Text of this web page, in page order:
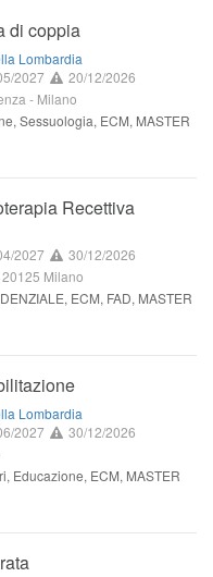
di coppia
Lombardia
2027
20/12/2026
- Milano
Sessuologia, ECM, MASTER
Recettiva
2027
30/12/2026
20125 Milano
ECM, FAD, MASTER
Lombardia
2027
30/12/2026
Educazione, ECM, MASTER